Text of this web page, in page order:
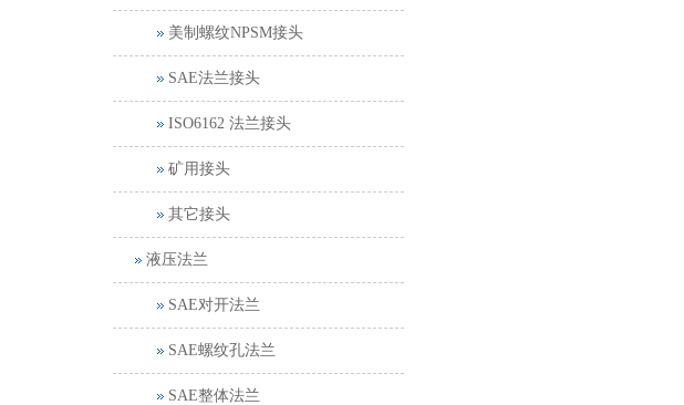
美制螺纹NPSM接头
SAE法兰接头
ISO6162 法兰接头
矿用接头
其它接头
液压法兰
SAE对开法兰
SAE螺纹孔法兰
SAE整体法兰